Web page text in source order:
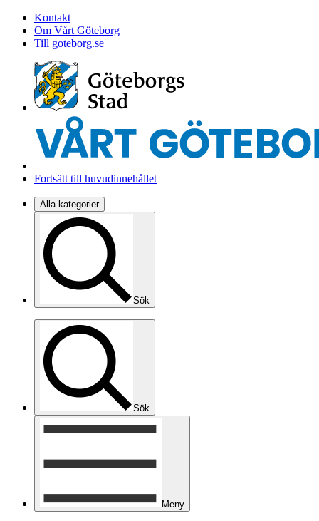
Kontakt
Om Vårt Göteborg
Till goteborg.se
Fortsätt till huvudinnehållet
Alla kategorier
Sök
Sök
Meny